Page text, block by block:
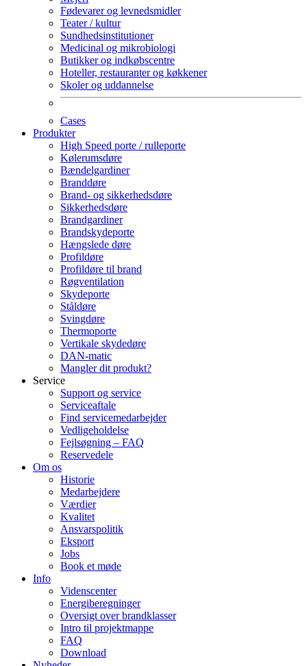
Fødevarer og levnedsmidler
Teater / kultur
Sundhedsinstitutioner
Medicinal og mikrobiologi
Butikker og indkøbscentre
Hoteller, restauranter og køkkener
Skoler og uddannelse
Cases
Produkter
High Speed porte / rulleporte
Kølerumsdøre
Bændelgardiner
Branddøre
Brand- og sikkerhedsdøre
Sikkerhedsdøre
Brandgardiner
Brandskydeporte
Hængslede døre
Profildøre
Profildøre til brand
Røgventilation
Skydeporte
Ståldøre
Svingdøre
Thermoporte
Vertikale skydedøre
DAN-matic
Mangler dit produkt?
Service
Support og service
Serviceaftale
Find servicemedarbejder
Vedligeholdelse
Fejlsøgning – FAQ
Reservedele
Om os
Historie
Medarbejdere
Værdier
Kvalitet
Ansvarspolitik
Eksport
Jobs
Book et møde
Info
Videnscenter
Energiberegninger
Oversigt over brandklasser
Intro til projektmappe
FAQ
Download